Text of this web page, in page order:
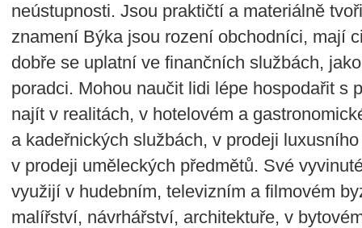
neústupnosti. Jsou praktičtí a materiálně
znamení Býka jsou rození obchodníci, mají
dobře se uplatní ve finančních službách,
poradci. Mohou naučit lidi lépe hospodařit s
najít v realitách, v hotelovém a
a kadeřnických službách, v prodeji
v prodeji uměleckých předmětů. Své
využijí v hudebním, televizním a filmovém
malířství, návrhářství, architektuře, v